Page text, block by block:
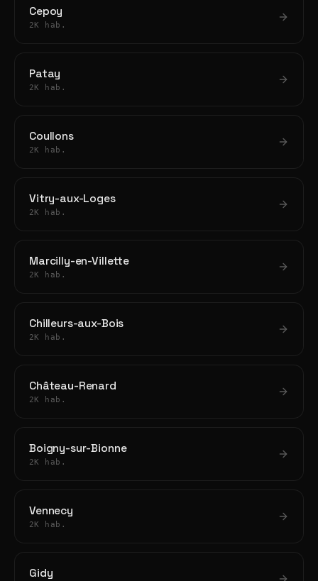
Cepoy
2K hab.
Patay
2K hab.
Coullons
2K hab.
Vitry-aux-Loges
2K hab.
Marcilly-en-Villette
2K hab.
Chilleurs-aux-Bois
2K hab.
Château-Renard
2K hab.
Boigny-sur-Bionne
2K hab.
Vennecy
2K hab.
Gidy